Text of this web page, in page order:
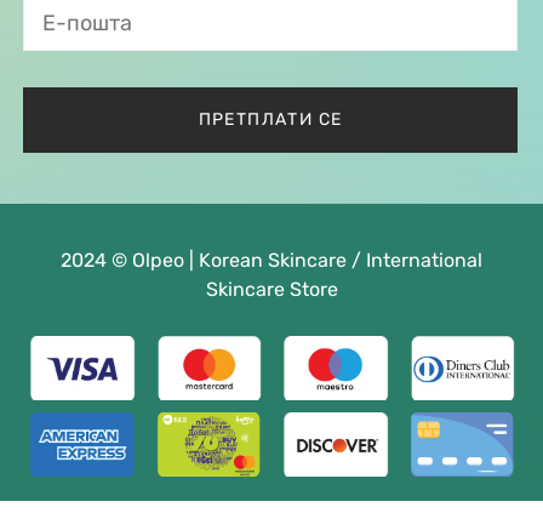
2024 © Olpeo | Korean Skincare / International
Skincare Store